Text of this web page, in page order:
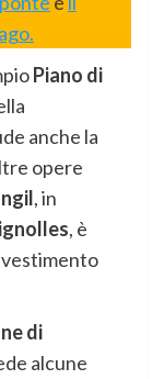
Piano di
anche la
opere
, in
, è
di
alcune